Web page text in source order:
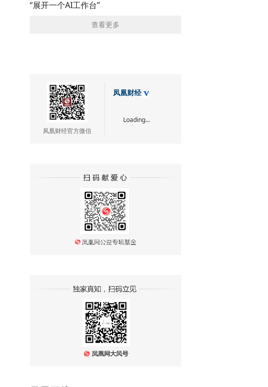
“展开一个AI工作台”
查看更多
凤凰财经官方微信
凤凰财经
Loading...